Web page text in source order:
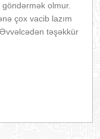
olmur.
çox vacib lazım
təşəkkür